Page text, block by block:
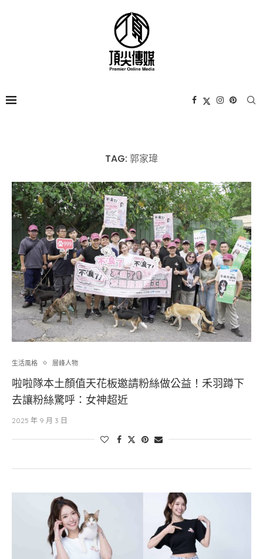
TAG: 郭家瑋
生活風格 層峰⼈物
啦啦隊本土顏值天花板邀請粉絲做公益！禾羽蹲下
去讓粉絲驚呼：女神超近
2025 年 9 月 3 日